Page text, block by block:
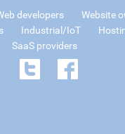
developers
Website
Industrial/IoT
SaaS providers